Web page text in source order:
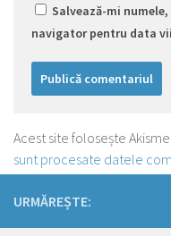
Salvează-mi
navigator pentru data
Acest site folosește
sunt procesate datele
URMĂREȘTE: